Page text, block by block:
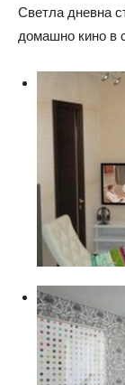
Светла дневна
домашно кино в